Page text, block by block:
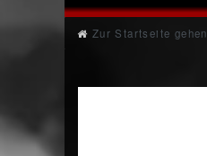
Zur Startseite gehen